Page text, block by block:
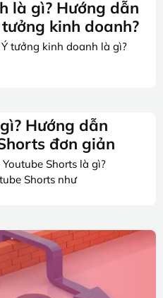
là gì? Hướng dẫn
kinh doanh?
tưởng kinh doanh là gì?
Hướng dẫn
đơn giản
Shorts là gì?
Shorts như